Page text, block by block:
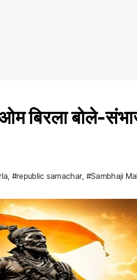
बिरला बोले-
, #republic samachar, #Sambhaji